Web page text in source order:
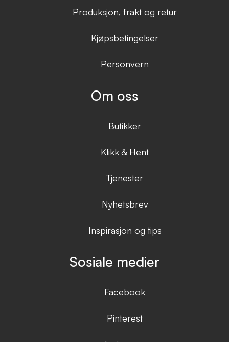
Produksjon, frakt og retur
Kjøpsbetingelser
Personvern
Om oss
Butikker
Klikk & Hent
Tjenester
Nyhetsbrev
Inspirasjon og tips
Sosiale medier
Facebook
Pinterest